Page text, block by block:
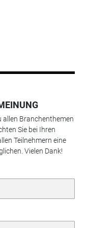
allen Branchenthemen
Sie bei Ihren
Teilnehmern eine
Vielen Dank!